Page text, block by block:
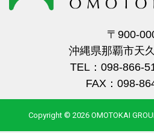
〒900-
沖縄県那覇市天
TEL：098-866-
FAX：098-
Copyright © 2026 OMOTOKAI